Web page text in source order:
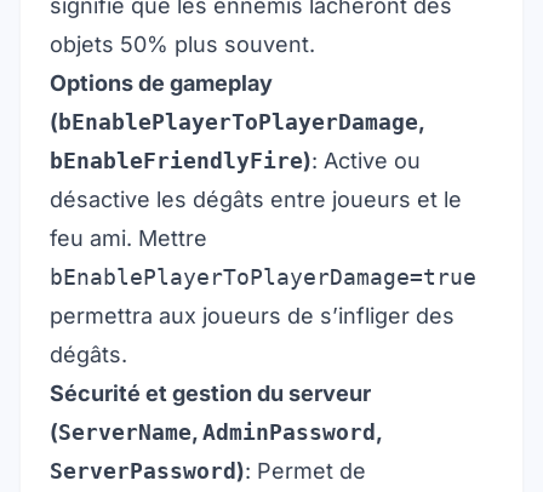
signifie que les ennemis lâcheront des
objets 50% plus souvent.
Options de gameplay
( bEnablePlayerToPlayerDamage,
bEnableFriendlyFire): Active ou
désactive les dégâts entre joueurs et le
feu ami. Mettre
bEnablePlayerToPlayerDamage=true
permettra aux joueurs de s’infliger des
dégâts.
Sécurité et gestion du serveur
(ServerName,AdminPassword ,
ServerPassword): Permet de